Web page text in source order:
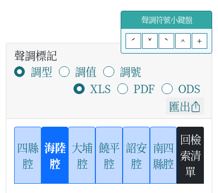
聲調符號小鍵盤
ˊ
ˇ ˋ ^ +
聲調標記
調型
調值
調號
XLS
PDF
ODS
匯出
四縣
腔
海陸
腔
大埔
腔
饒平
腔
詔安
腔
南四
縣腔
回檢
索清
單